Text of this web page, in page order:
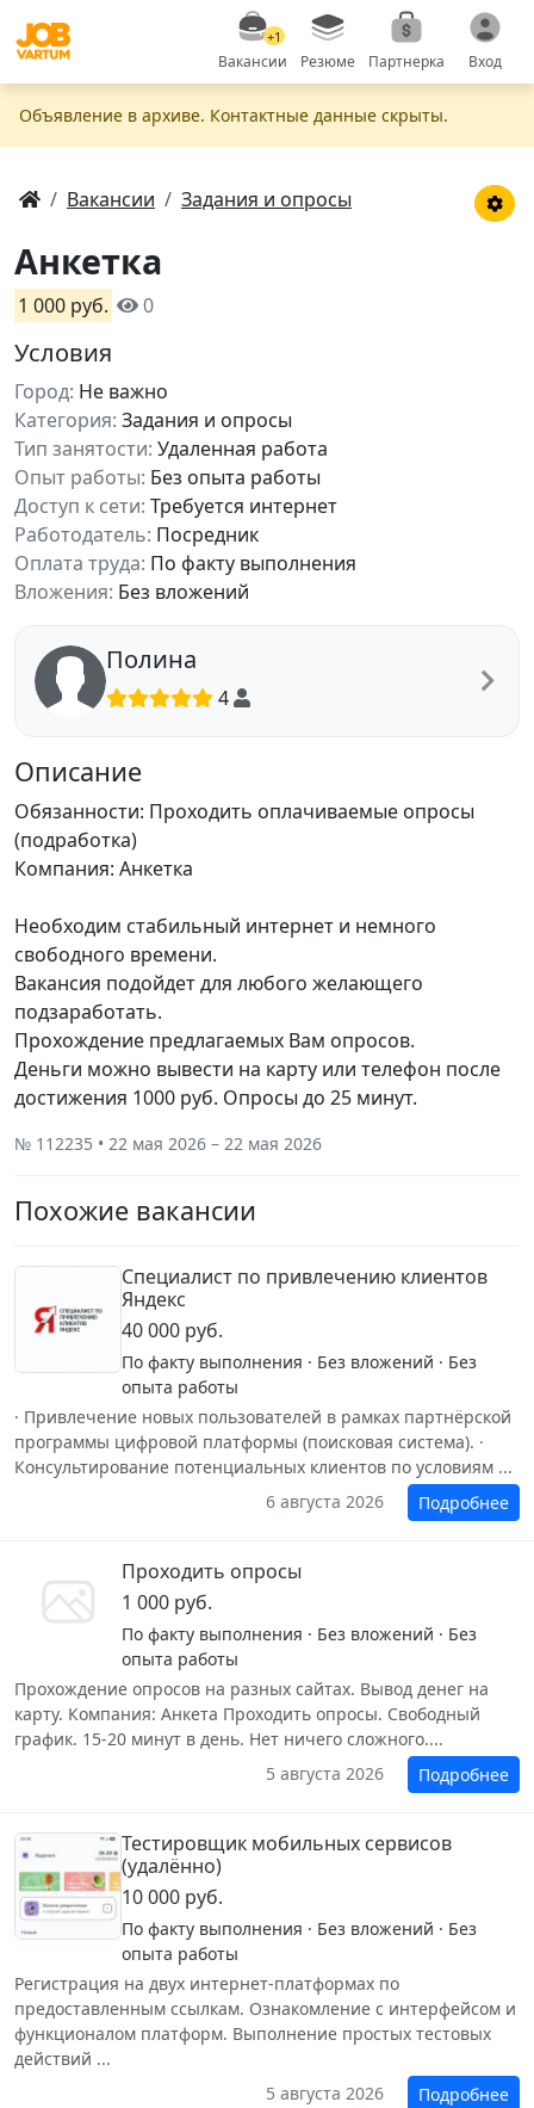
+1
Вакансии Резюме Партнерка Вход
Объявление в apxивe. Контактные данные скрыты.
Вакансии Задания и опросы
Анкетка
1 000 руб. 0
Условия
Город: Не важно
Категория: Задания и опросы
Тип занятости: Удаленная работа
Опыт работы: Без опыта работы
Доступ к сети: Требуется интернет
Работодатель: Посредник
Оплата труда: По факту выполнения
Вложения: Без вложений
Полина
4
Описание
Обязанности: Проходить оплачиваемые опросы
(подработка)
Компания: Анкетка
Необходим стабильный интернет и немного
свободного времени.
Вакансия подойдет для любого желающего
подзаработать.
Прохождение предлагаемых Вам опросов.
Деньги можно вывести на карту или телефон после
достижения 1000 руб. Опросы до 25 минут.
№ 112235 • 22 мая 2026 – 22 мая 2026
Похожие вакансии
Специалист по привлечению клиентов
Яндекс
40 000 руб.
По факту выполнения · Без вложений · Без
опыта работы
· Привлечение новых пользователей в рамках партнёрской
программы цифровой платформы (поисковая система). ·
Консультирование потенциальных клиентов по условиям ...
6 августа 2026
Подробнее
Проходить опросы
1 000 руб.
По факту выполнения · Без вложений · Без
опыта работы
Прохождение опросов на разных сайтах. Вывод денег на
карту. Компания: Анкета Проходить опросы. Свободный
график. 15-20 минут в день. Нет ничего сложного....
5 августа 2026
Подробнее
Тестировщик мобильных сервисов
(удалённо)
10 000 руб.
По факту выполнения · Без вложений · Без
опыта работы
Регистрация на двух интернет-платформах по
предоставленным ссылкам. Ознакомление с интерфейсом и
функционалом платформ. Выполнение простых тестовых
действий ...
5 августа 2026
Подробнее